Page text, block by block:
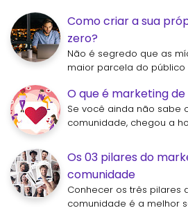
Como criar a sua
zero?
Não é segredo que as
maior parcela do público
O que é marketing
Se você ainda não sabe
comunidade, chegou a
Os 03 pilares do
comunidade
Conhecer os três pilares
comunidade é a melhor